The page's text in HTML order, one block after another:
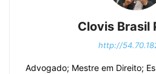
Clovis Brasil
http://
Advogado; Mestre em Direito;